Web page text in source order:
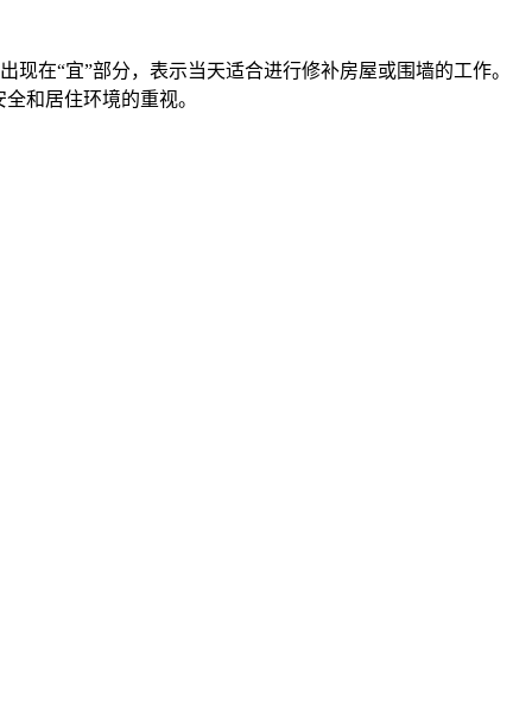
在“宜”部分，表示当天适合进行修补房屋或围墙的工作。
和居住环境的重视。